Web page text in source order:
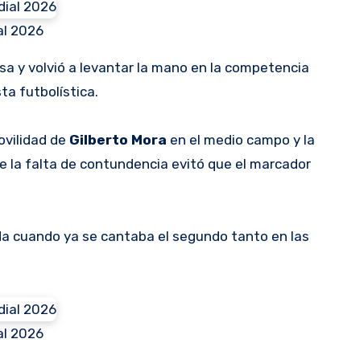
2026
y volvió a levantar la mano en la competencia
futbolística.
de Gilberto Mora en el medio campo y la
la falta de contundencia evitó que el marcador
cuando ya se cantaba el segundo tanto en las
2026